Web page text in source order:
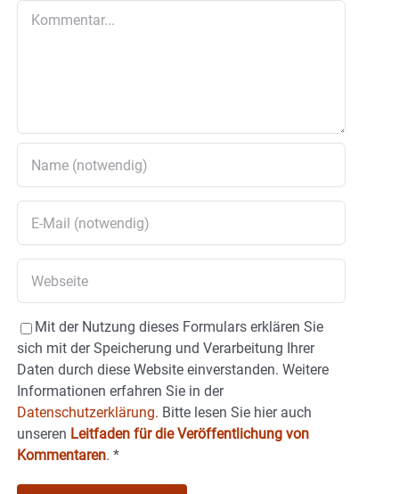
Mit der Nutzung dieses Formulars erklären Sie
sich mit der Speicherung und Verarbeitung Ihrer
Daten durch diese Website einverstanden. Weitere
Informationen erfahren Sie in der
Datenschutzerklärung. Bitte lesen Sie hier auch
unseren Leitfaden für die Veröffentlichung von
Kommentaren. *